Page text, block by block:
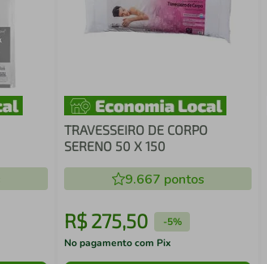
TRAVESSEIRO DE CORPO
SERENO 50 X 150
9.667 pontos
R$ 275,50 -5%
No pagamento com Pix